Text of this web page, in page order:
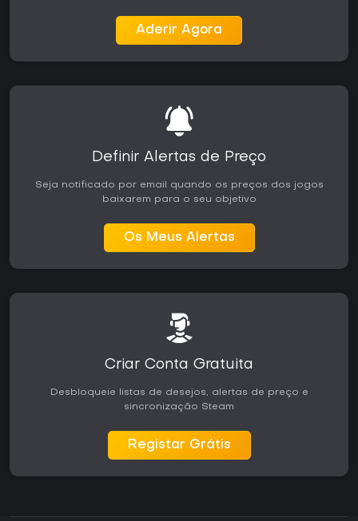
Aderir Agora
Definir Alertas de Preço
Seja notificado por email quando os preços dos jogos
baixarem para o seu objetivo
Os Meus Alertas
Criar Conta Gratuita
Desbloqueie listas de desejos, alertas de preço e
sincronização Steam
Registar Grátis